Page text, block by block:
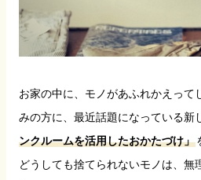
お家の中に、モノがあふれかえって
みの方に、最近話題になっている新
ンクルームを活用したおかたづけ」
どうしても捨てられないモノは、無